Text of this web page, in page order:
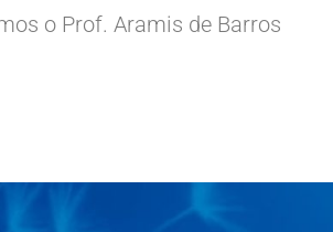
o Prof. Aramis de Barros